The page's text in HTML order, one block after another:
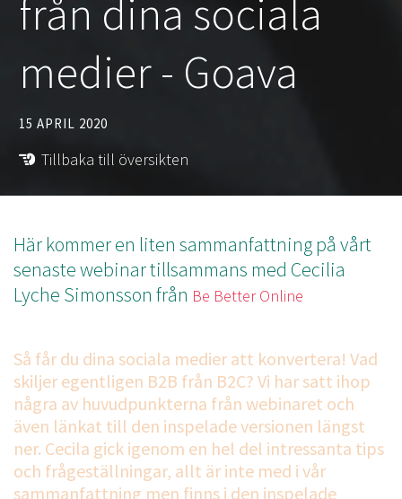
från dina sociala
medier - Goava
15 APRIL 2020
Tillbaka till översikten
Här kommer en liten sammanfattning på vårt
senaste webinar tillsammans med Cecilia
Lyche Simonsson från Be Better Online
Så får du dina sociala medier att konvertera! Vad
skiljer egentligen B2B från B2C? Vi har satt ihop
några av huvudpunkterna från webinaret och
även länkat till den inspelade versionen längst
ner. Cecila gick igenom en hel del intressanta tips
och frågeställningar, allt är inte med i vår
sammanfattning men finns i den inspelade